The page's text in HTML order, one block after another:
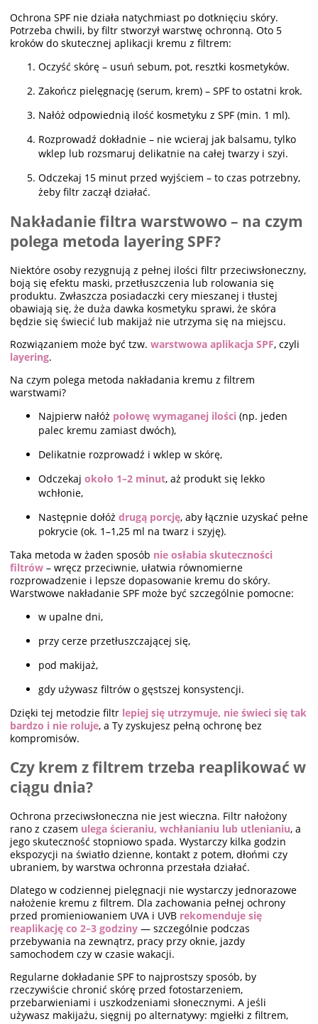
Ochrona SPF nie działa natychmiast po dotknięciu skóry.
Potrzeba chwili, by filtr stworzył warstwę ochronną. Oto 5
kroków do skutecznej aplikacji kremu z filtrem:
Oczyść skórę – usuń sebum, pot, resztki kosmetyków.
Zakończ pielęgnację (serum, krem) – SPF to ostatni krok.
Nałóż odpowiednią ilość kosmetyku z SPF (min. 1 ml).
Rozprowadź dokładnie – nie wcieraj jak balsamu, tylko
wklep lub rozsmaruj delikatnie na całej twarzy i szyi.
Odczekaj 15 minut przed wyjściem – to czas potrzebny,
żeby filtr zaczął działać.
Nakładanie filtra warstwowo – na czym
polega metoda layering SPF?
Niektóre osoby rezygnują z pełnej ilości filtr przeciwsłoneczny,
boją się efektu maski, przetłuszczenia lub rolowania się
produktu. Zwłaszcza posiadaczki cery mieszanej i tłustej
obawiają się, że duża dawka kosmetyku sprawi, że skóra
będzie się świecić lub makijaż nie utrzyma się na miejscu.
Rozwiązaniem może być tzw. warstwowa aplikacja SPF, czyli
layering.
Na czym polega metoda nakładania kremu z filtrem
warstwami?
Najpierw nałóż połowę wymaganej ilości (np. jeden
palec kremu zamiast dwóch),
Delikatnie rozprowadź i wklep w skórę,
Odczekaj około 1–2 minut, aż produkt się lekko
wchłonie,
Następnie dołóż drugą porcję, aby łącznie uzyskać pełne
pokrycie (ok. 1–1,25 ml na twarz i szyję).
Taka metoda w żaden sposób nie osłabia skuteczności
filtrów – wręcz przeciwnie, ułatwia równomierne
rozprowadzenie i lepsze dopasowanie kremu do skóry.
Warstwowe nakładanie SPF może być szczególnie pomocne:
w upalne dni,
przy cerze przetłuszczającej się,
pod makijaż,
gdy używasz filtrów o gęstszej konsystencji.
Dzięki tej metodzie filtr lepiej się utrzymuje, nie świeci się tak
bardzo i nie roluje, a Ty zyskujesz pełną ochronę bez
kompromisów.
Czy krem z filtrem trzeba reaplikować w
ciągu dnia?
Ochrona przeciwsłoneczna nie jest wieczna. Filtr nałożony
rano z czasem ulega ścieraniu, wchłanianiu lub utlenianiu, a
jego skuteczność stopniowo spada. Wystarczy kilka godzin
ekspozycji na światło dzienne, kontakt z potem, dłońmi czy
ubraniem, by warstwa ochronna przestała działać.
Dlatego w codziennej pielęgnacji nie wystarczy jednorazowe
nałożenie kremu z filtrem. Dla zachowania pełnej ochrony
przed promieniowaniem UVA i UVB rekomenduje się
reaplikację co 2–3 godziny — szczególnie podczas
przebywania na zewnątrz, pracy przy oknie, jazdy
samochodem czy w czasie wakacji.
Regularne dokładanie SPF to najprostszy sposób, by
rzeczywiście chronić skórę przed fotostarzeniem,
przebarwieniami i uszkodzeniami słonecznymi. A jeśli
używasz makijażu, sięgnij po alternatywy: mgiełki z filtrem,